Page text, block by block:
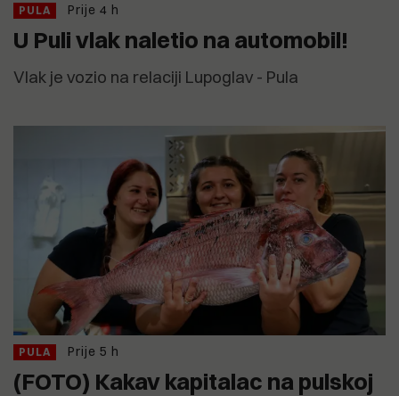
PULA Prije 4 h
U Puli vlak naletio na automobil!
Vlak je vozio na relaciji Lupoglav - Pula
PULA Prije 5 h
(FOTO) Kakav kapitalac na pulskoj